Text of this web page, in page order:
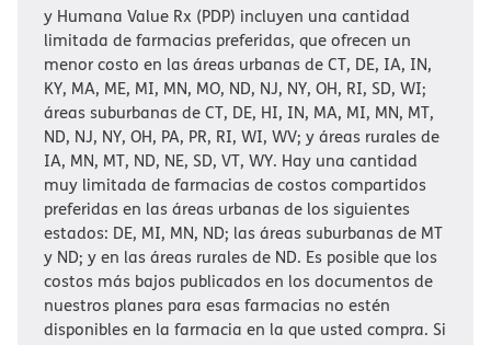
y Humana Value Rx (PDP) incluyen una cantidad
limitada de farmacias preferidas, que ofrecen un
menor costo en las áreas urbanas de CT, DE, IA, IN,
KY, MA, ME, MI, MN, MO, ND, NJ, NY, OH, RI, SD, WI;
áreas suburbanas de CT, DE, HI, IN, MA, MI, MN, MT,
ND, NJ, NY, OH, PA, PR, RI, WI, WV; y áreas rurales de
IA, MN, MT, ND, NE, SD, VT, WY. Hay una cantidad
muy limitada de farmacias de costos compartidos
preferidas en las áreas urbanas de los siguientes
estados: DE, MI, MN, ND; las áreas suburbanas de MT
y ND; y en las áreas rurales de ND. Es posible que los
costos más bajos publicados en los documentos de
nuestros planes para esas farmacias no estén
disponibles en la farmacia en la que usted compra. Si